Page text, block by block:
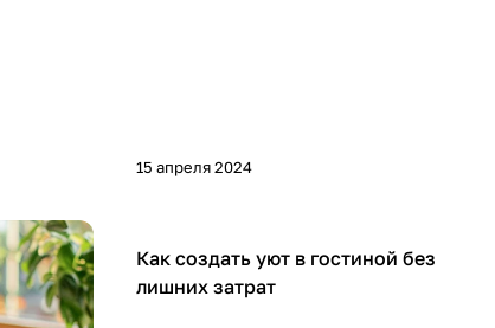
15 апреля 2024
Дом
Как создать уют в гостиной без
лишних затрат